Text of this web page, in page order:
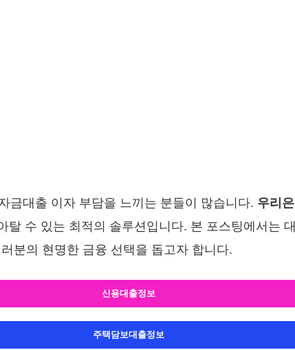
금대출 이자 부담을 느끼는 분들이 많습니다. 우리
탈 수 있는 최적의 솔루션입니다. 본 포스팅에서는
분의 현명한 금융 선택을 돕고자 합니다.
신용대출정보
주택담보대출정보